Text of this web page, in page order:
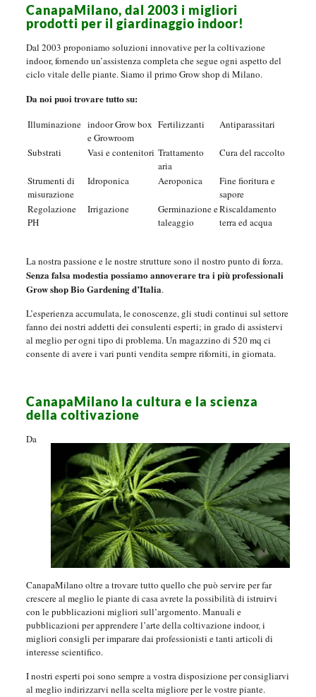
CanapaMilano, dal 2003 i migliori
prodotti per il giardinaggio indoor!
Dal 2003 proponiamo soluzioni innovative per la coltivazione
indoor, fornendo un’assistenza completa che segue ogni aspetto del
ciclo vitale delle piante. Siamo il primo Grow shop di Milano.
Da noi puoi trovare tutto su:
Illuminazione indoor Grow box
e Growroom
Fertilizzanti Antiparassitari
Substrati Vasi e contenitori Trattamento
aria
Cura del raccolto
Strumenti di
misurazione
Idroponica Aeroponica
Fine fioritura e
sapore
Regolazione
PH
Irrigazione
Germinazione e
taleaggio
Riscaldamento
terra ed acqua
La nostra passione e le nostre strutture sono il nostro punto di forza.
Senza falsa modestia possiamo annoverare tra i più professionali
Grow shop Bio Gardening d’Italia.
L’esperienza accumulata, le conoscenze, gli studi continui sul settore
fanno dei nostri addetti dei consulenti esperti; in grado di assistervi
al meglio per ogni tipo di problema. Un magazzino di 520 mq ci
consente di avere i vari punti vendita sempre riforniti, in giornata.
CanapaMilano la cultura e la scienza
della coltivazione
Da
CanapaMilano oltre a trovare tutto quello che può servire per far
crescere al meglio le piante di casa avrete la possibilità di istruirvi
con le pubblicazioni migliori sull’argomento. Manuali e
pubblicazioni per apprendere l’arte della coltivazione indoor, i
migliori consigli per imparare dai professionisti e tanti articoli di
interesse scientifico.
I nostri esperti poi sono sempre a vostra disposizione per consigliarvi
al meglio indirizzarvi nella scelta migliore per le vostre piante.